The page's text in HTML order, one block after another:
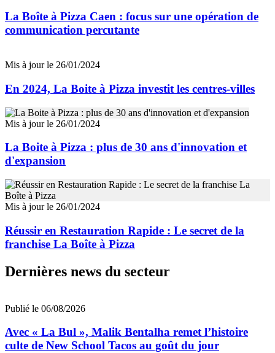
La Boîte à Pizza Caen : focus sur une opération de
communication percutante
Mis à jour le 26/01/2024
En 2024, La Boite à Pizza investit les centres-villes
Mis à jour le 26/01/2024
La Boite à Pizza : plus de 30 ans d'innovation et
d'expansion
Mis à jour le 26/01/2024
Réussir en Restauration Rapide : Le secret de la
franchise La Boîte à Pizza
Dernières news du secteur
Publié le 06/08/2026
Avec « La Bul », Malik Bentalha remet l’histoire
culte de New School Tacos au goût du jour